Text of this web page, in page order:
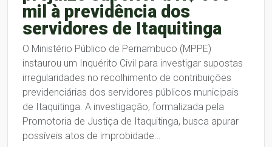
mil à previdência dos
servidores de Itaquitinga
O Ministério Público de Pernambuco (MPPE)
instaurou um Inquérito Civil para investigar supostas
irregularidades no recolhimento de contribuições
previdenciárias dos servidores públicos municipais
de Itaquitinga. A investigação, formalizada pela
Promotoria de Justiça de Itaquitinga, busca apurar
possíveis atos de improbidade…